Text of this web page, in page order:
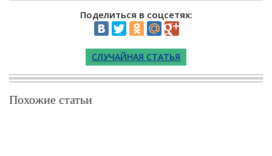
Поделиться в соцсетях:
СЛУЧАЙНАЯ СТАТЬЯ
Похожие статьи